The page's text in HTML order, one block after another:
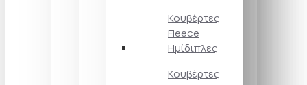
Κουβέρτες
Fleece
Ημίδιπλες
Κουβέρτες